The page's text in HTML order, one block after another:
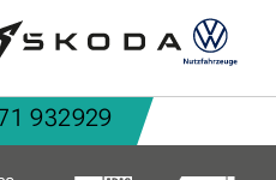
932929